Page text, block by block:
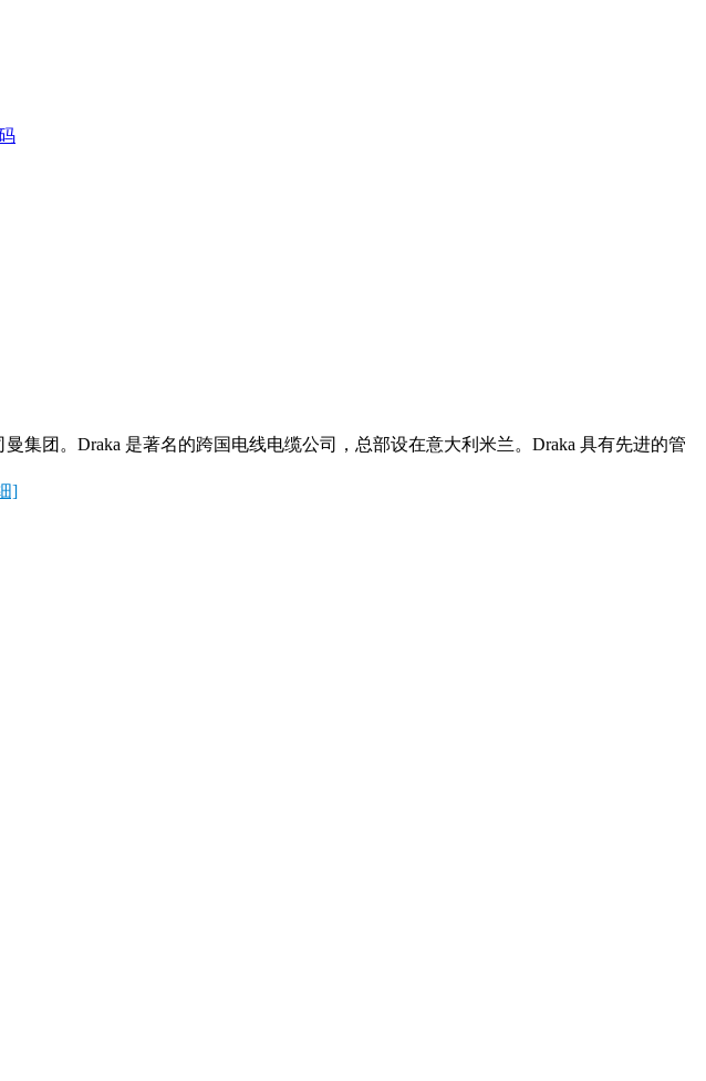
集团。Draka 是著名的跨国电线电缆公司，总部设在意大利米兰。Draka 具有先进的管
]